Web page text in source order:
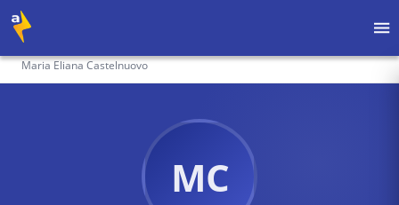
Maria Eliana Castelnuovo
MC